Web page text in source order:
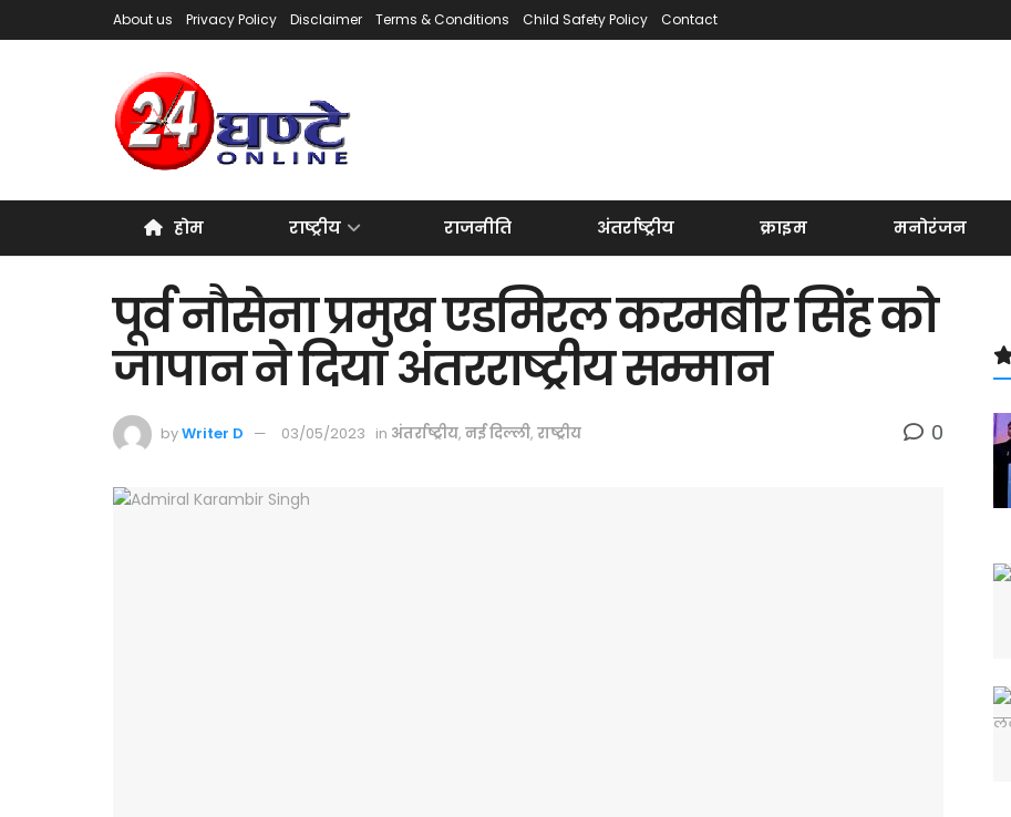
About us Privacy Policy Disclaimer Terms & Conditions Child Safety Policy Contact
होम राष्ट्रीय राजनीति अंतर्राष्ट्रीय क्राइम मनोरंजन
पूर्व नौसेना प्रमुख एडमिरल करमबीर सिंह को
जापान ने दिया अंतरराष्ट्रीय सम्मान
byWriter D 03/05/2023 in अंतर्राष्ट्रीय, नई दिल्ली, राष्ट्रीय 0